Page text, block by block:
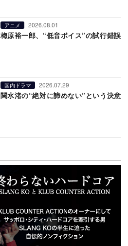
アニメ 2026.08.01
梅原裕一郎、“低音ボイス”の試行錯誤
国内ドラマ 2026.07.29
関水渚の“絶対に諦めない”という決意